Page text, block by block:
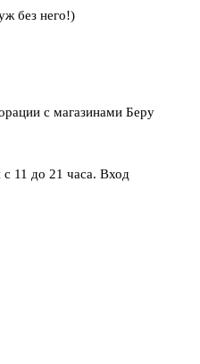
без него!)
с магазинами Беру
11 до 21 часа. Вход